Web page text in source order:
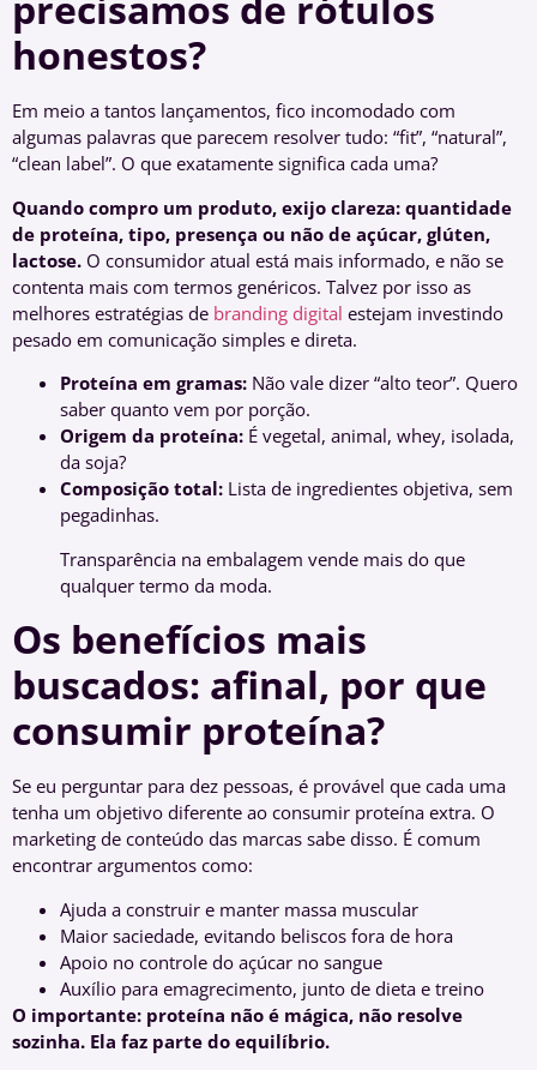
honestos?
Em meio a tantos lançamentos, fico incomodado com
algumas palavras que parecem resolver tudo: “fit”, “natural”,
“clean label”. O que exatamente significa cada uma?
Quando compro um produto, exijo clareza: quantidade
de proteína, tipo, presença ou não de açúcar, glúten,
lactose. O consumidor atual está mais informado, e não se
contenta mais com termos genéricos. Talvez por isso as
melhores estratégias de branding digital estejam investindo
pesado em comunicação simples e direta.
Proteína em gramas: Não vale dizer “alto teor”. Quero
saber quanto vem por porção.
Origem da proteína: É vegetal, animal, whey, isolada,
da soja?
Composição total: Lista de ingredientes objetiva, sem
pegadinhas.
Transparência na embalagem vende mais do que
qualquer termo da moda.
Os benefícios mais
buscados: afinal, por que
consumir proteína?
Se eu perguntar para dez pessoas, é provável que cada uma
tenha um objetivo diferente ao consumir proteína extra. O
marketing de conteúdo das marcas sabe disso. É comum
encontrar argumentos como:
Ajuda a construir e manter massa muscular
Maior saciedade, evitando beliscos fora de hora
Apoio no controle do açúcar no sangue
Auxílio para emagrecimento, junto de dieta e treino
O importante: proteína não é mágica, não resolve
sozinha. Ela faz parte do equilíbrio.